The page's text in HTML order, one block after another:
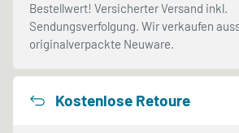
Bestellwert! Versicherter Versand inkl.
Sendungsverfolgung. Wir verkaufen
originalverpackte Neuware.
Kostenlose Retoure